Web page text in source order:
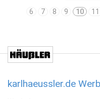
6
7 8 9 10 11
karlhaeussler.de